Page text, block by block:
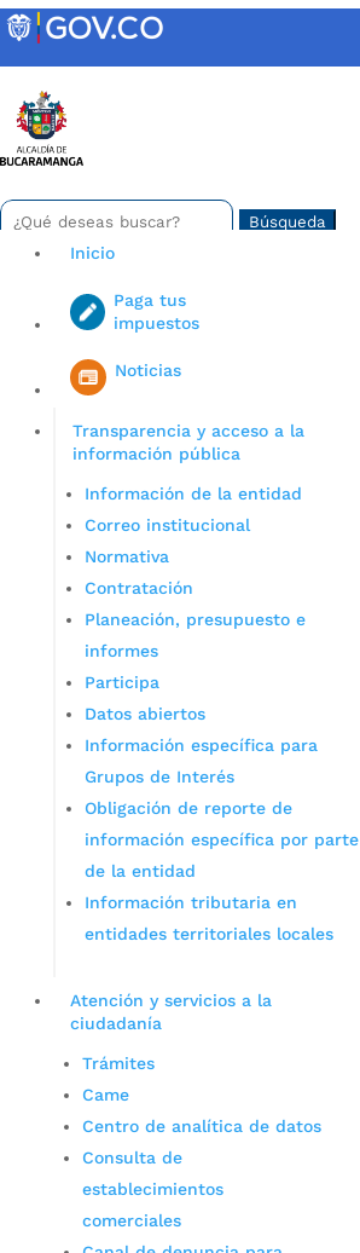
Skip
to
Buscar:
Search
for...
Iniciar sesión en gov co
Inicio
Paga tus
impuestos
Noticias
Transparencia y acceso a la
información pública
Información de la entidad
Correo institucional
Normativa
Contratación
Planeación, presupuesto e
informes
Participa
Datos abiertos
Información específica para
Grupos de Interés
Obligación de reporte de
información específica por parte
de la entidad
Información tributaria en
entidades territoriales locales
Atención y servicios a la
ciudadanía
Trámites
Came
Centro de analítica de datos
Consulta de
establecimientos
comerciales